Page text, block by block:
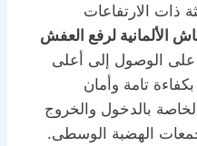
ذات الارتفاعات
الألمانية لرفع العفش
على الوصول إلى أعلى
(فوق الدور الـ 12) بكفاءة تامة وأمان
بالدخول والخروج
الهضبة الوسطى.